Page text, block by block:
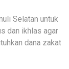
Selatan untuk
dan ikhlas agar
dana zakat